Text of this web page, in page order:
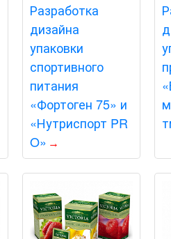
Разработка
дизайна
упаковки
спортивного
питания
«Фортоген 75» и
«Нутриспорт PR
O»